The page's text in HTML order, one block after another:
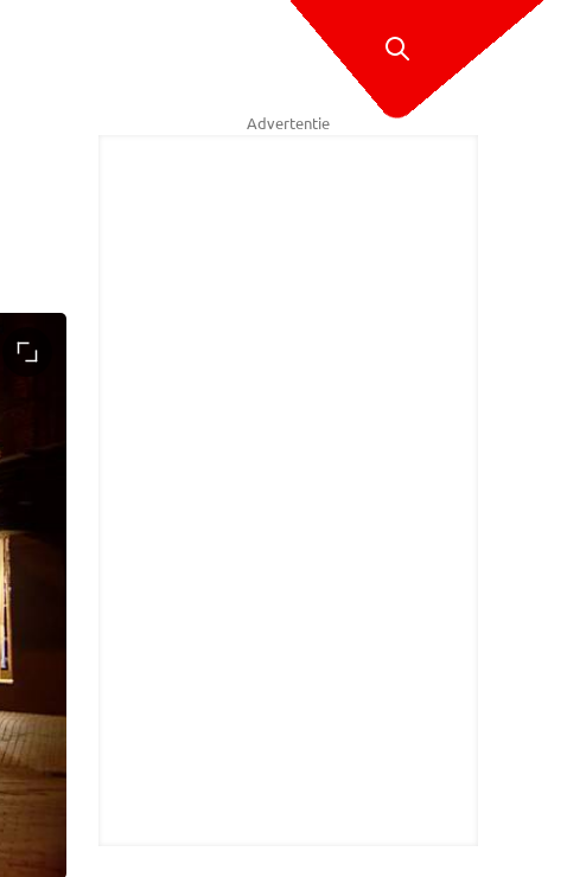
Advertentie